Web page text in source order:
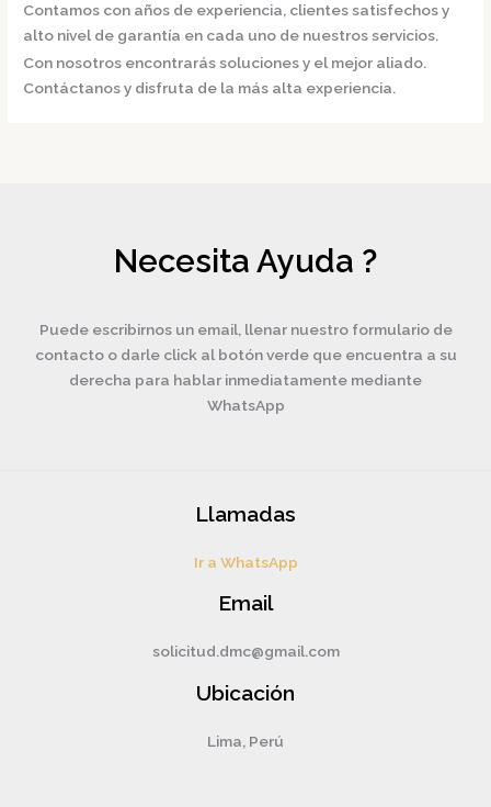
Contamos con años de experiencia, clientes satisfechos y
alto nivel de garantía en cada uno de nuestros servicios.
Con nosotros encontrarás soluciones y el mejor aliado.
Contáctanos y disfruta de la más alta experiencia.
Necesita Ayuda ?
Puede escribirnos un email, llenar nuestro formulario de
contacto o darle click al botón verde que encuentra a su
derecha para hablar inmediatamente mediante
WhatsApp
Llamadas
Ir a WhatsApp
Email
solicitud.dmc@gmail.com
Ubicación
Lima, Perú